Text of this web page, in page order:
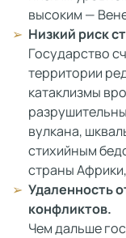
высоким —
Низкий риск
Государство
территории
катаклизмы
вулкана,
стихийным
страны
Удаленность
конфликтов.
Чем дальше